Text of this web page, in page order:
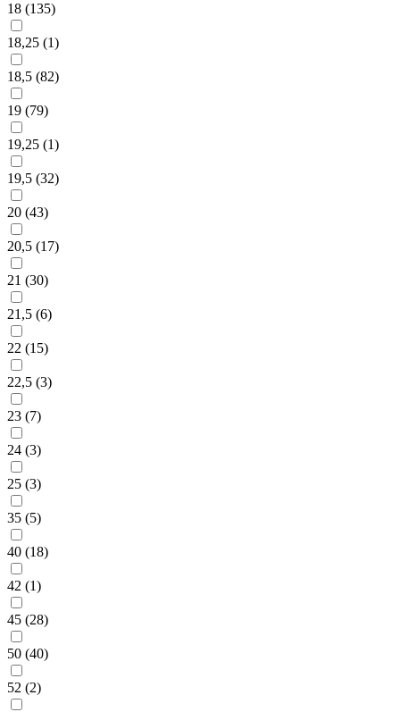
18 (135)
18,25 (1)
18,5 (82)
19 (79)
19,25 (1)
19,5 (32)
20 (43)
20,5 (17)
21 (30)
21,5 (6)
22 (15)
22,5 (3)
23 (7)
24 (3)
25 (3)
35 (5)
40 (18)
42 (1)
45 (28)
50 (40)
52 (2)